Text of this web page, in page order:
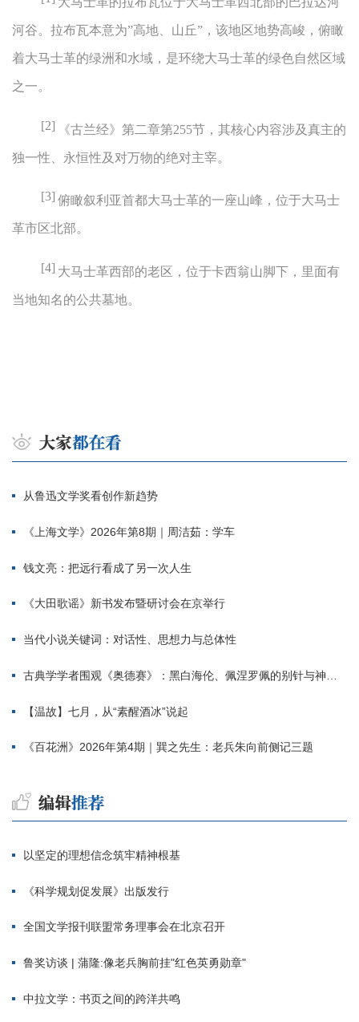
河谷。拉布瓦本意为”高地、山丘” ，该地区地势高峻，俯瞰
着大马士革的绿洲和水域，是环绕大马士革的绿色自然区域
之一。
[2] 《古兰经》第二章第255节，其核心内容涉及真主的
独一性、永恒性及对万物的绝对主宰。
[3] 俯瞰叙利亚首都大马士革的一座山峰，位于大马士
革市区北部。
[4] 大马士革西部的老区，位于卡西翁山脚下，里面有
当地知名的公共墓地。
从鲁迅文学奖看创作新趋势
《上海文学》2026年第8期｜周洁茹：学车
钱文亮：把远行看成了另一次人生
《大田歌谣》新书发布暨研讨会在京举行
当代小说关键词：对话性、思想力与总体性
古典学学者围观《奥德赛》：黑白海伦、佩涅罗佩的别针与神秘入侵者
【温故】七月，从“素醒酒冰”说起
《百花洲》2026年第4期｜巽之先生：老兵朱向前侧记三题
以坚定的理想信念筑牢精神根基
《科学规划促发展》出版发行
全国文学报刊联盟常务理事会在北京召开
鲁奖访谈 | 蒲隆:像老兵胸前挂"红色英勇勋章"
中拉文学：书页之间的跨洋共鸣